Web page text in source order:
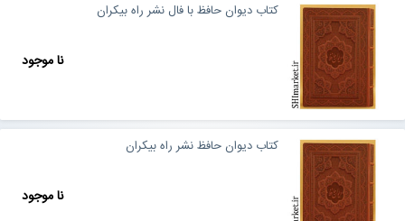
تماس با ما
ورود به سایت
کتاب دیوان حافظ با فال نشر راه بیکران
نا موجود
کتاب دیوان حافظ نشر راه بیکران
نا موجود